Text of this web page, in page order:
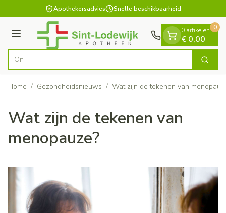
Ga naar de inhoudApothekersadvies Snelle beschikbaarheid
Menu
Product, merk, categorie... Zoek
0 artikelen
€ 0,00
0
Home / Gezondheidsnieuws / Wat zijn de tekenen van
Wat zijn de tekenen van
menopauze?